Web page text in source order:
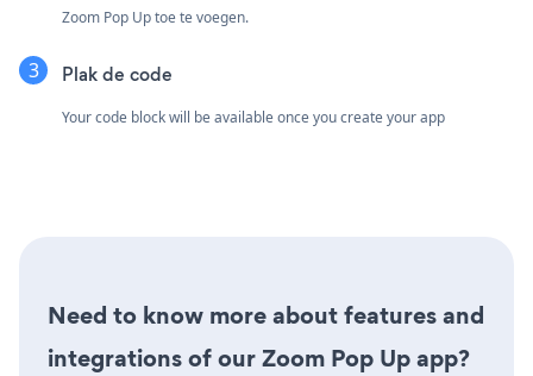
Zoom Pop Up toe te voegen.
Plak de code
Your code block will be available once you create your app
Need to know more about features and
integrations of our Zoom Pop Up app?